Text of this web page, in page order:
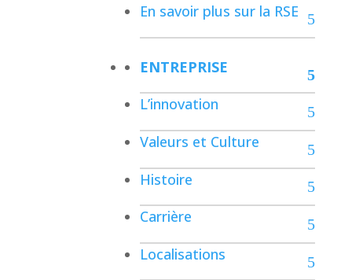
En savoir plus sur la RSE
ENTREPRISE
L’innovation
Valeurs et Culture
Histoire
Carrière
Localisations